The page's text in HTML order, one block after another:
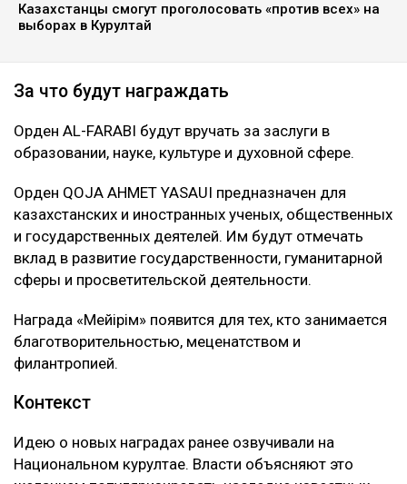
Казахстанцы смогут проголосовать «против всех» на
выборах в Курултай
За что будут награждать
Орден AL-FARABI будут вручать за заслуги в
образовании, науке, культуре и духовной сфере.
Орден QOJA AHMET YASAUI предназначен для
казахстанских и иностранных ученых, общественных
и государственных деятелей. Им будут отмечать
вклад в развитие государственности, гуманитарной
сферы и просветительской деятельности.
Награда «Мейірім» появится для тех, кто занимается
благотворительностью, меценатством и
филантропией.
Контекст
Идею о новых наградах ранее озвучивали на
Национальном курултае. Власти объясняют это